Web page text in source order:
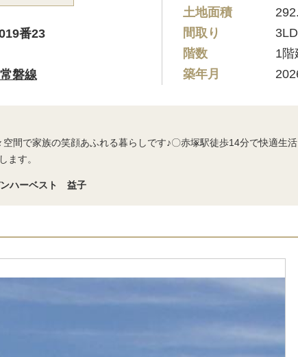
番23
常磐線
土地面積
間取り
階数
1階
築年月
間で家族の笑顔あふれる暮らしです♪〇赤塚駅徒歩14分で快適生
ます。
ンハーベスト 益子